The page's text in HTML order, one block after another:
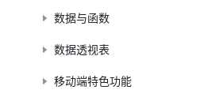
数据与函数
数据透视表
移动端特色功能